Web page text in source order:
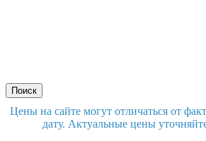
Цены на сайте могут отличаться от
дату. Актуальные цены